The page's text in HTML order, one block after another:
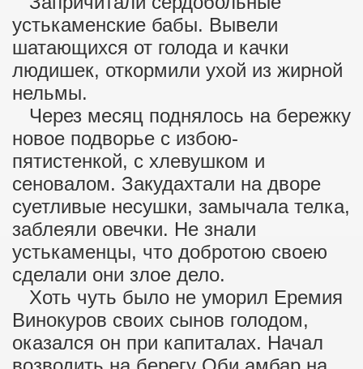
устькаменские бабы. Вывели
шатающихся от голода и качки
людишек, откормили ухой из жирной
нельмы.
Через месяц поднялось на бережку
новое подворье с избою-
пятистенкой, с хлевушком и
сеновалом. Закудахтали на дворе
суетливые несушки, замычала телка,
заблеяли овечки. Не знали
устькаменцы, что добротою своею
сделали они злое дело.
Хоть чуть было не уморил Еремия
Винокуров своих сынов голодом,
оказался он при капиталах. Начал